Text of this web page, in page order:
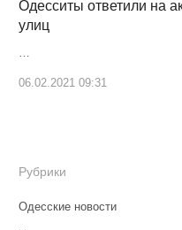
Одесситы ответили на
улиц
…
06.02.2021 09:31
Рубрики
Одесские новости